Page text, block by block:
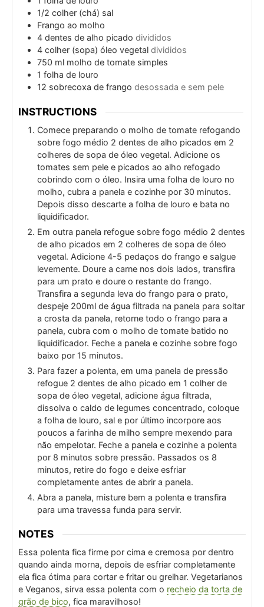
1/2 colher (chá) sal
Frango ao molho
4 dentes de alho picado divididos
4 colher (sopa) óleo vegetal divididos
750 ml molho de tomate simples
1 folha de louro
12 sobrecoxa de frango desossada e sem pele
INSTRUCTIONS
Comece preparando o molho de tomate refogando
sobre fogo médio 2 dentes de alho picados em 2
colheres de sopa de óleo vegetal. Adicione os
tomates sem pele e picados ao alho refogado
cobrindo com o óleo. Insira uma folha de louro no
molho, cubra a panela e cozinhe por 30 minutos.
Depois disso descarte a folha de louro e bata no
liquidificador.
Em outra panela refogue sobre fogo médio 2 dentes
de alho picados em 2 colheres de sopa de óleo
vegetal. Adicione 4-5 pedaços do frango e salgue
levemente. Doure a carne nos dois lados, transfira
para um prato e doure o restante do frango.
Transfira a segunda leva do frango para o prato,
despeje 200ml de água filtrada na panela para soltar
a crosta da panela, retorne todo o frango para a
panela, cubra com o molho de tomate batido no
liquidificador. Feche a panela e cozinhe sobre fogo
baixo por 15 minutos.
Para fazer a polenta, em uma panela de pressão
refogue 2 dentes de alho picado em 1 colher de
sopa de óleo vegetal, adicione água filtrada,
dissolva o caldo de legumes concentrado, coloque
a folha de louro, sal e por último incorpore aos
poucos a farinha de milho sempre mexendo para
não empelotar. Feche a panela e cozinhe a polenta
por 8 minutos sobre pressão. Passados os 8
minutos, retire do fogo e deixe esfriar
completamente antes de abrir a panela.
Abra a panela, misture bem a polenta e transfira
para uma travessa funda para servir.
NOTES
Essa polenta fica firme por cima e cremosa por dentro
quando ainda morna, depois de esfriar completamente
ela fica ótima para cortar e fritar ou grelhar. Vegetarianos
e Veganos, sirva essa polenta com o recheio da torta de
grão de bico, fica maravilhoso!